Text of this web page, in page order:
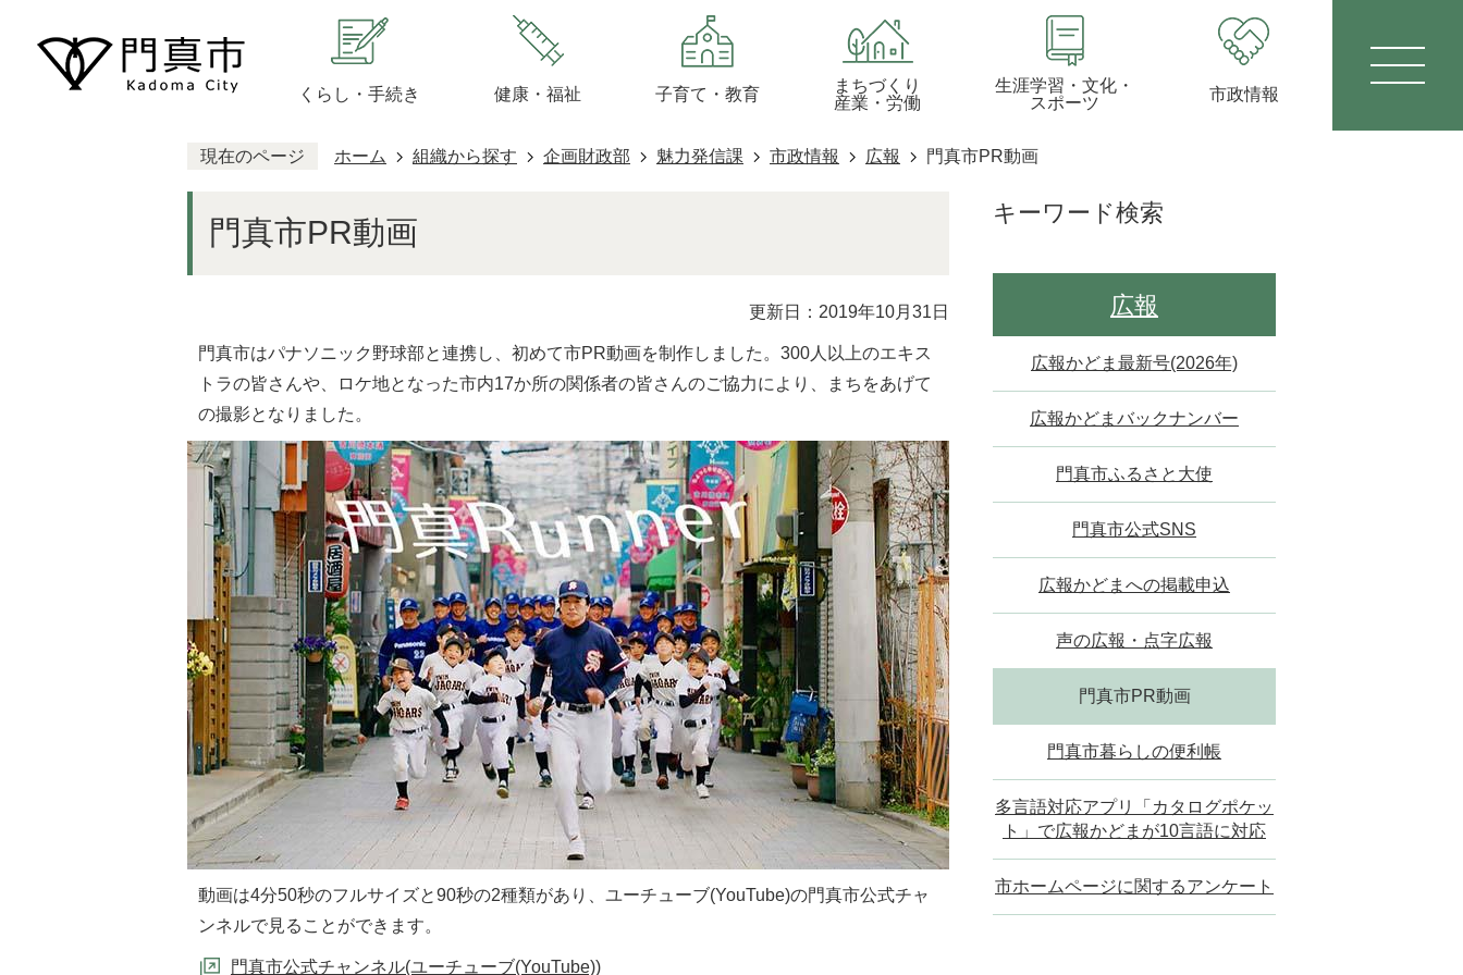
くらし・手続き 健康・福祉 子育て・教育
まちづくり
産業・労働
生涯学習・文化・
スポーツ
市政情報
現在のページ ホーム 組織から探す 企画財政部 魅力発信課 市政情報 広報 門真市PR動画
門真市PR動画
更新日：2019年10月31日
門真市はパナソニック野球部と連携し、初めて市PR動画を制作しました。300人以上のエキス
トラの皆さんや、ロケ地となった市内17か所の関係者の皆さんのご協力により、まちをあげて
の撮影となりました。
動画は4分50秒のフルサイズと90秒の2種類があり、ユーチューブ(YouTube)の門真市公式チャ
ンネルで見ることができます。
門真市公式チャンネル(ユーチューブ(YouTube))
キーワード検索
広報
広報かどま最新号(2026年)
広報かどまバックナンバー
門真市ふるさと大使
門真市公式SNS
広報かどまへの掲載申込
声の広報・点字広報
門真市PR動画
門真市暮らしの便利帳
多言語対応アプリ「カタログポケッ
ト」で広報かどまが10言語に対応
市ホームページに関するアンケート